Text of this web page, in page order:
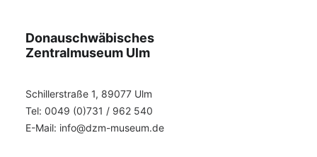
Donauschwäbisches
Zentralmuseum Ulm
Schillerstraße 1, 89077 Ulm
Tel: 0049 (0)731 / 962 540
E-Mail: info@dzm-museum.de